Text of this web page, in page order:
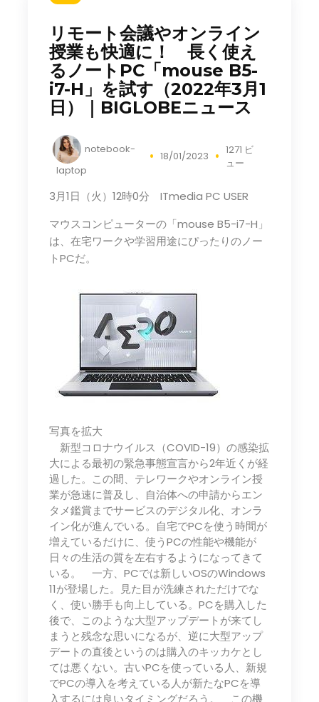
リモート会議やオンライン
授業も快適に！ 長く使え
るノートPC「mouse B5-
i7-H」を試す（2022年3月1
日）｜BIGLOBEニュース
notebook-
laptop
18/01/2023
1271 ビ
ュー
3月1日（火）12時0分 ITmedia PC USER
マウスコンピューターの「mouse B5-i7-H」
は、在宅ワークや学習用途にぴったりのノー
トPCだ。
写真を拡大
新型コロナウイルス（COVID-19）の感染拡
大による最初の緊急事態宣言から2年近くが経
過した。この間、テレワークやオンライン授
業が急速に普及し、自治体への申請からエン
タメ鑑賞までサービスのデジタル化、オンラ
イン化が進んでいる。自宅でPCを使う時間が
増えているだけに、使うPCの性能や機能が
日々の生活の質を左右するようになってきて
いる。 一方、PCでは新しいOSのWindows
11が登場した。見た目が洗練されただけでな
く、使い勝手も向上している。PCを購入した
後で、このような大型アップデートが来てし
まうと残念な思いになるが、逆に大型アップ
デートの直後というのは購入のキッカケとし
ては悪くない。古いPCを使っている人、新規
でPCの導入を考えている人が新たなPCを導
入するには良いタイミングだろう。 この機